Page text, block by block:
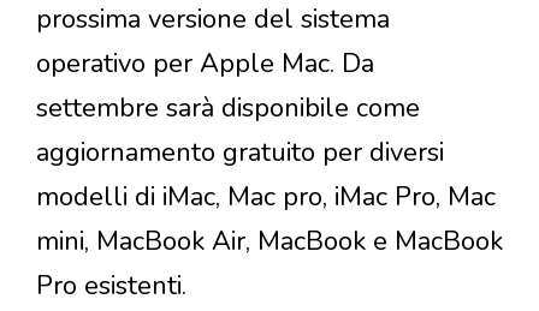
prossima versione del sistema
operativo per Apple Mac. Da
settembre sarà disponibile come
aggiornamento gratuito per diversi
modelli di iMac, Mac pro, iMac Pro, Mac
mini, MacBook Air, MacBook e MacBook
Pro esistenti.